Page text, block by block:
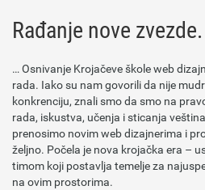
Rađanje nove
… Osnivanje Krojačeve škole web
rada. Iako su nam govorili da nije
konkrenciju, znali smo da smo na
rada, iskustva, učenja i sticanja
prenosimo novim web dizajnerima i
željno. Počela je nova krojačka era –
timom koji postavlja temelje za
na ovim prostorima.